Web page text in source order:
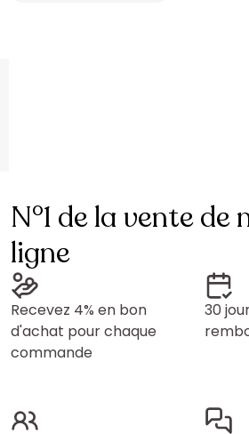
N°1 de la vente de
ligne
Recevez 4% en bon
d'achat pour chaque
commande
30